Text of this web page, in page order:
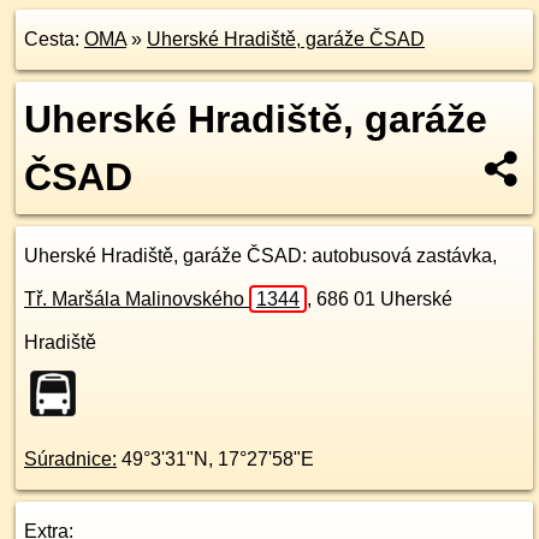
Cesta: OMA» Uherské Hradiště, garáže ČSAD
Uherské Hradiště, garáže
ČSAD
Uherské Hradiště, garáže ČSAD: autobusová zastávka,
Tř. Maršála Malinovského 1344 , 686 01 Uherské
Hradiště
Súradnice: 49°3'31"N , 17°27'58"E
Extra: